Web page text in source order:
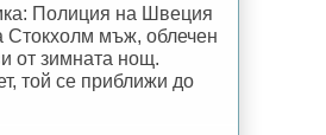
Полиция на Швеция
Стокхолм мъж, облечен
от зимната нощ.
той се приближи до